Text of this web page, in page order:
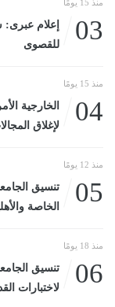
منذ 15 يومًا
03
إعلام عبرى:
للقصوى
منذ 15 يومًا
04
الخارجية
لإغلاق
منذ 12 يومًا
05
الخاصة
منذ 18 يومًا
06
لاختبارات